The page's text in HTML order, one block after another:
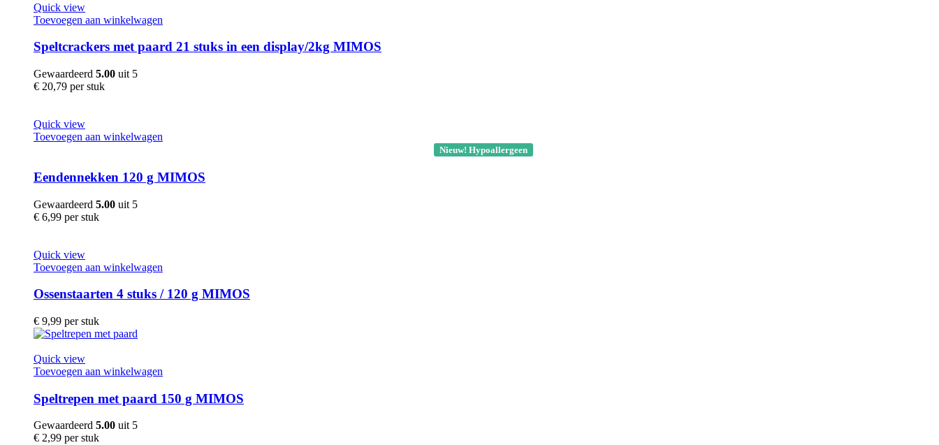
Quick view
Toevoegen aan winkelwagen
Speltcrackers met paard 21 stuks in een display/2kg MIMOS
Gewaardeerd 5.00 uit 5
€ 20,79 per stuk
Quick view
Toevoegen aan winkelwagen
Nieuw! Hypoallergeen
Eendennekken 120 g MIMOS
Gewaardeerd 5.00 uit 5
€ 6,99 per stuk
Quick view
Toevoegen aan winkelwagen
Ossenstaarten 4 stuks / 120 g MIMOS
€ 9,99 per stuk
Quick view
Toevoegen aan winkelwagen
Speltrepen met paard 150 g MIMOS
Gewaardeerd 5.00 uit 5
€ 2,99 per stuk